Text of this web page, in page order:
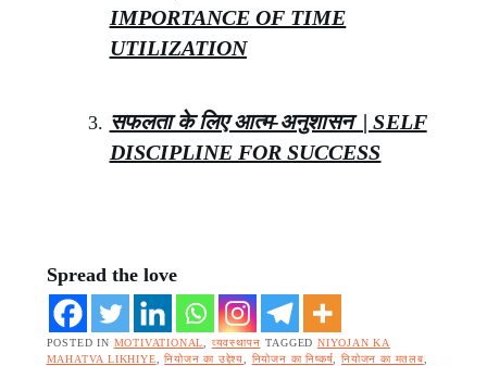
IMPORTANCE OF TIME
UTILIZATION
सफलता के लिए आत्म-अनुशासन | SELF
DISCIPLINE FOR SUCCESS
Spread the love
POSTED IN MOTIVATIONAL व्यवस्थापन TAGGED NIYOJAN KA
MAHATVA LIKHIYE ,नियोजन का उद्देश्य नियोजन का निष्कर्ष ,नियोजन का मतलब